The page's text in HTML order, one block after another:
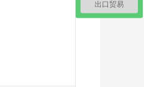
出口贸易